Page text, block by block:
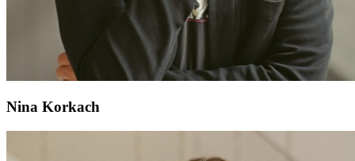
Nina Korkach​